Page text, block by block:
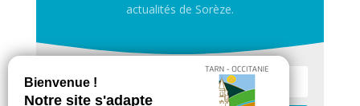
actualités de Sorèze.